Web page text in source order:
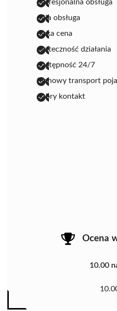
profesjonalna obsługa
miła obsługa
niska cena
skuteczność działania
dostępność 24/7
fachowy transport
dobry kontakt
Ocena
10.00